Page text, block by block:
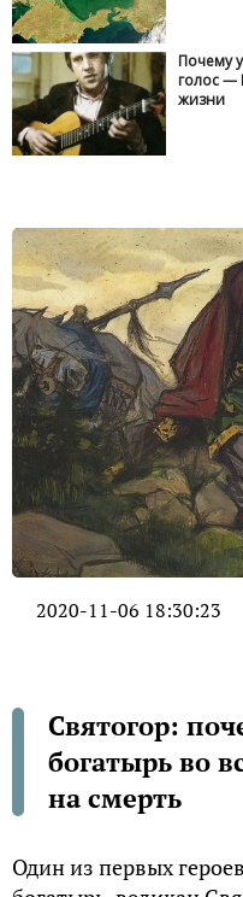
Почему
голос —
жизни
2020-11-06 18:30:23
Святогор:
богатырь во
на смерть
Один из первых